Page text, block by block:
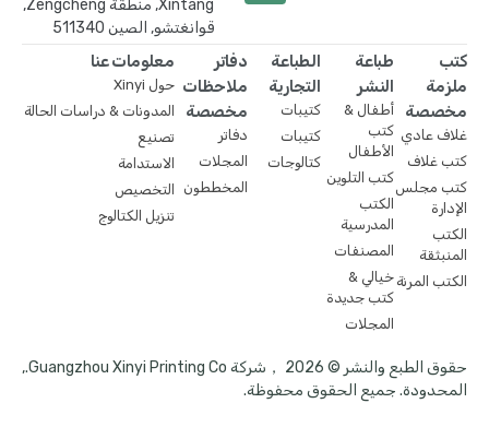
Xintang, منطقة Zengcheng,
قوانغتشو, الصين 511340
كتب
ملزمة
مخصصة
غلاف عادي
كتب غلاف
كتب مجلس
الإدارة
الكتب
المنبثقة
الكتب المرنة
طباعة
النشر
أطفال &
كتب
الأطفال
كتب التلوين
الكتب
المدرسية
المصنفات
خيالي &
كتب جديدة
المجلات
الطباعة
التجارية
كتيبات
كتيبات
كتالوجات
دفاتر
ملاحظات
مخصصة
دفاتر
المجلات
المخططون
معلومات عنا
حول Xinyi
المدونات & دراسات الحالة
تصنيع
الاستدامة
التخصيص
تنزيل الكتالوج
حقوق الطبع والنشر © 2026 ，شركة Guangzhou Xinyi Printing Co.,
المحدودة. جميع الحقوق محفوظة.